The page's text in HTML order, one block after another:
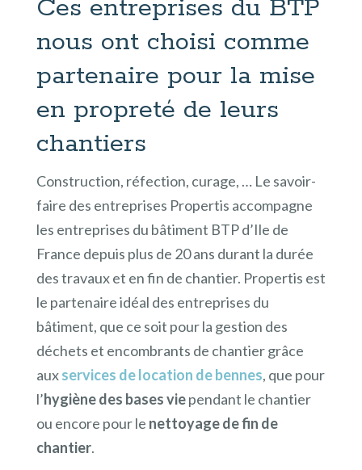
Ces entreprises du BTP
nous ont choisi comme
partenaire pour la mise
en propreté de leurs
chantiers
Construction, réfection, curage, … Le savoir-
faire des entreprises Propertis accompagne
les entreprises du bâtiment BTP d’Ile de
France depuis plus de 20 ans durant la durée
des travaux et en fin de chantier. Propertis est
le partenaire idéal des entreprises du
bâtiment, que ce soit pour la gestion des
déchets et encombrants de chantier grâce
auxservices delocation de bennes, que pour
l’hygiène des bases viependant le chantier
ou encore pour le nettoyage de fin de
chantier.